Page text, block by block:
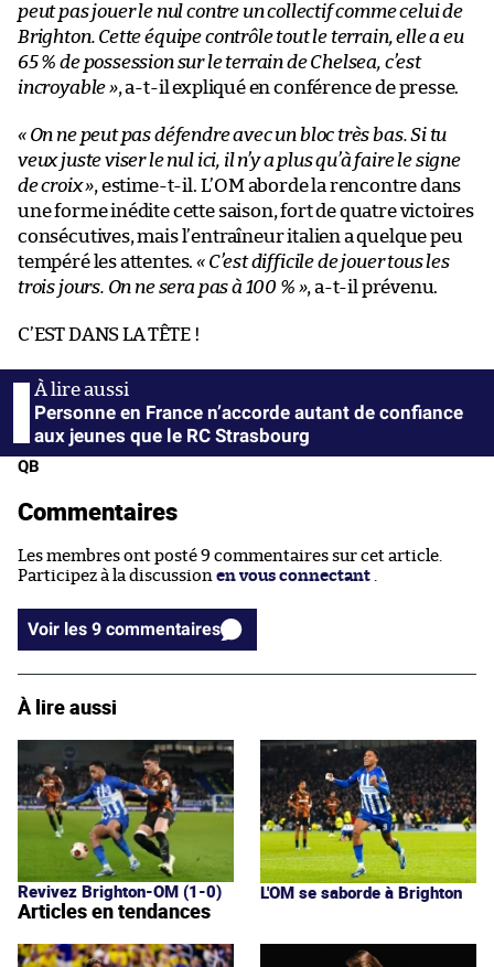
peut pas jouer le nul contre un collectif comme celui de
Brighton. Cette équipe contrôle tout le terrain, elle a eu
65 % de possession sur le terrain de Chelsea, c’est
incroyable », a-t-il expliqué en conférence de presse.
« On ne peut pas défendre avec un bloc très bas. Si tu
veux juste viser le nul ici, il n’y a plus qu’à faire le signe
de croix », estime-t-il. L’OM aborde la rencontre dans
une forme inédite cette saison, fort de quatre victoires
consécutives, mais l’entraîneur italien a quelque peu
tempéré les attentes.« C’est difficile de jouer tous les
trois jours. On ne sera pas à 100 % », a-t-il prévenu.
C’EST DANS LA TÊTE !
Personne en France n’accorde autant de confiance
aux jeunes que le RC Strasbourg
QB
Commentaires
Les membres ont posté 9 commentaires sur cet article.
Participez à la discussion en vous connectant
Voir les 9 commentaires
À lire aussi
Revivez Brighton-OM (1-0) L'OM se saborde à Brighton
Articles en tendances